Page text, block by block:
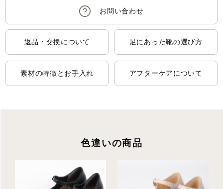
返品・交換について 足にあった靴の選び方
素材の特徴とお手入れ アフターケアについて
色違いの商品